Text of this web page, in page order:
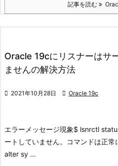
記事を読む
Oracle 19cにリスナーはサ
ませんの解決方法
 2021年10月28日  Oracle 19c
エラーメッセージ現象$ lsnrctl
ートしていません。
コマンドは正常
alter sy ...